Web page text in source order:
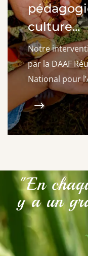
culture...
Notre
par la DAAF
National pour
"En
y a un